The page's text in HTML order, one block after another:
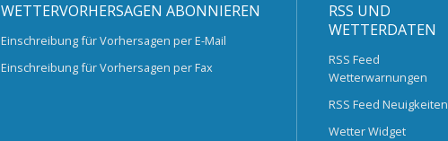
WETTERVORHERSAGEN ABONNIEREN
Einschreibung für Vorhersagen per E-Mail
Einschreibung für Vorhersagen per Fax
RSS UND
WETTERDATEN
RSS Feed
Wetterwarnungen
RSS Feed Neuigkeiten
Wetter Widget